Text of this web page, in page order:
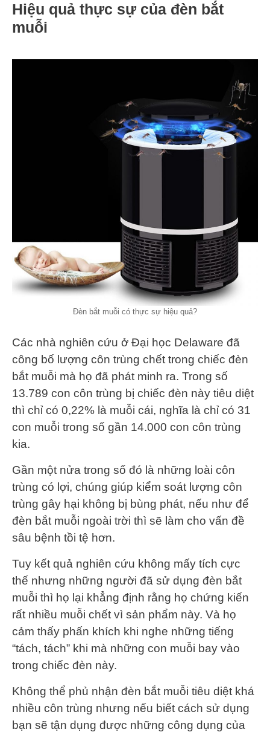
Hiệu quả thực sự của đèn bắt
muỗi
Đèn bắt muỗi có thực sự hiệu quả?
Các nhà nghiên cứu ở Đại học Delaware đã
công bố lượng côn trùng chết trong chiếc đèn
bắt muỗi mà họ đã phát minh ra. Trong số
13.789 con côn trùng bị chiếc đèn này tiêu diệt
thì chỉ có 0,22% là muỗi cái, nghĩa là chỉ có 31
con muỗi trong số gần 14.000 con côn trùng
kia.
Gần một nửa trong số đó là những loài côn
trùng có lợi, chúng giúp kiểm soát lượng côn
trùng gây hại không bị bùng phát, nếu như để
đèn bắt muỗi ngoài trời thì sẽ làm cho vấn đề
sâu bệnh tồi tệ hơn.
Tuy kết quả nghiên cứu không mấy tích cực
thế nhưng những người đã sử dụng đèn bắt
muỗi thì họ lại khẳng định rằng họ chứng kiến
rất nhiều muỗi chết vì sản phẩm này. Và họ
cảm thấy phấn khích khi nghe những tiếng
“tách, tách” khi mà những con muỗi bay vào
trong chiếc đèn này.
Không thể phủ nhận đèn bắt muỗi tiêu diệt khá
nhiều côn trùng nhưng nếu biết cách sử dụng
bạn sẽ tận dụng được những công dụng của